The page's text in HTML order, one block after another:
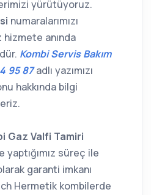
yürütüyoruz.
numaralarımızı
anında
Kombi Servis Bakım
95 87adlı yazımızı
hakkında bilgi
Gaz Valfi Tamiri
yaptığımız süreç ile
garanti imkanı
Hermetik kombilerde